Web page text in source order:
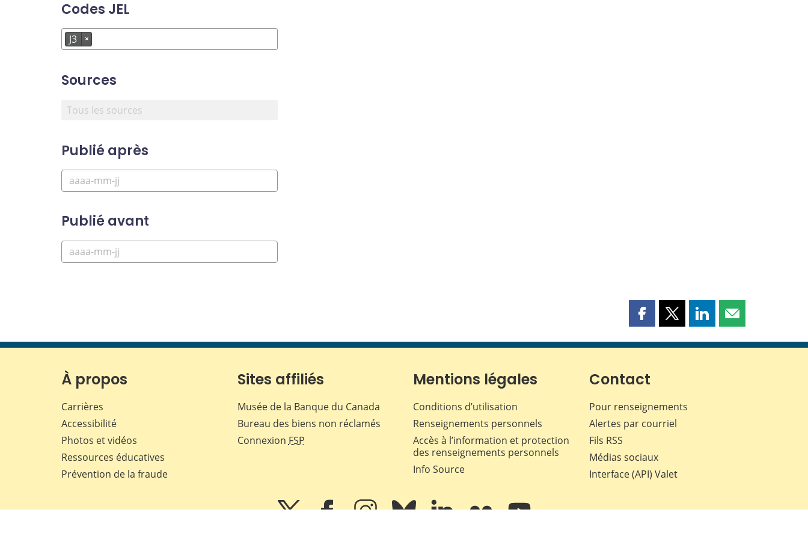
Codes JEL
J3 ×
Sources
Publié après
Publié avant
Partager
page
Facebook
Partager
page
Partager
page
Partager
page
À propos
Carrières
Accessibilité
Photos et vidéos
Ressources éducatives
Prévention de la fraude
Sites affiliés
Musée de la Banque du Canada
Bureau des biens non réclamés
ConnexionFSP
Mentions légales
Conditions d’utilisation
Renseignements personnels
Accès à l’information et protection
des renseignements personnels
Info Source
Contact
Pour renseignements
Alertes par courriel
Fils RSS
Médias sociaux
Interface (API) Valet